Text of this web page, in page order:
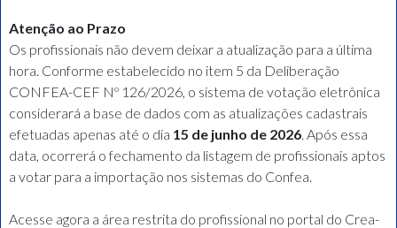
Atenção ao Prazo
Os profissionais não devem deixar a atualização para a última
hora. Conforme estabelecido no item 5 da Deliberação
CONFEA-CEF Nº 126/2026, o sistema de votação eletrônica
considerará a base de dados com as atualizações cadastrais
efetuadas apenas até o dia 15 de junho de 2026. Após essa
data, ocorrerá o fechamento da listagem de profissionais aptos
a votar para a importação nos sistemas do Confea.
Acesse agora a área restrita do profissional no portal do Crea-